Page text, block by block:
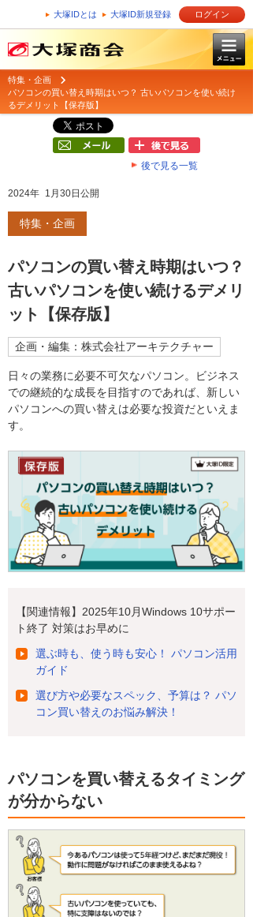
大塚IDとは 大塚ID新規登録 ログイン
特集・企画
パソコンの買い替え時期はいつ？ 古いパソコンを使い続け
るデメリット【保存版】
後で見る一覧
2024年 1月30日公開
特集・企画
パソコンの買い替え時期はいつ？
古いパソコンを使い続けるデメリ
ット【保存版】
企画・編集：株式会社アーキテクチャー
日々の業務に必要不可欠なパソコン。ビジネス
での継続的な成長を目指すのであれば、新しい
パソコンへの買い替えは必要な投資だといえま
す。
【関連情報】2025年10月Windows 10サポー
ト終了 対策はお早めに
選ぶ時も、使う時も安心！ パソコン活用
ガイド
選び方や必要なスペック、予算は？ パソ
コン買い替えのお悩み解決！
パソコンを買い替えるタイミング
が分からない